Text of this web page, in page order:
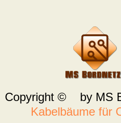
Copyright © by MS
Kabelbäume für